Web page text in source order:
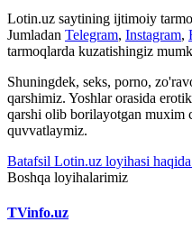
Lotin.uz saytining ijtimoiy
Jumladan Telegram, Instagram,
tarmoqlarda kuzatishingiz
Shuningdek, seks, porno,
qarshimiz. Yoshlar orasida
qarshi olib borilayotgan muxim
quvvatlaymiz.
Batafsil Lotin.uz loyihasi
Boshqa loyihalarimiz
TVinfo.uz